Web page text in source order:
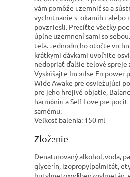
vám pomôže uzemniť sa a
vychutnanie si okamihu alebo
povzniesli. Precíťte všetky
úplne uzemnení sami so sebou.
tela. Jednoducho otočte
krátkymi dávkami uvoľnite
nedopriať ďalšie telové spreje
Vyskúšajte Impulse Empower
Wide Awake pre osviežujúci
pre jeho hrejivé objatie,
harmóniu a Self Love pre pocit
samému.
Veľkosť balenia: 150 ml
Zloženie
Denaturovaný alkohol, voda,
glycerín, izopropylpalmitát,
butylmetoxydibenzoylmetán,